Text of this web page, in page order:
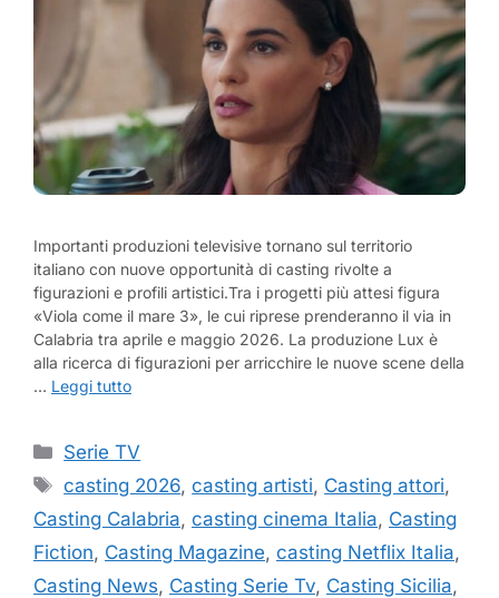
Importanti produzioni televisive tornano sul territorio
italiano con nuove opportunità di casting rivolte a
figurazioni e profili artistici.Tra i progetti più attesi figura
«Viola come il mare 3», le cui riprese prenderanno il via in
Calabria tra aprile e maggio 2026. La produzione Lux è
alla ricerca di figurazioni per arricchire le nuove scene della
… Leggi tutto
Categorie
Serie TV
Tag
casting 2026,casting artisti, Casting attori,
Casting Calabria, casting cinema Italia, Casting
Fiction, Casting Magazine, casting Netflix Italia,
Casting News, Casting Serie Tv, Casting Sicilia,